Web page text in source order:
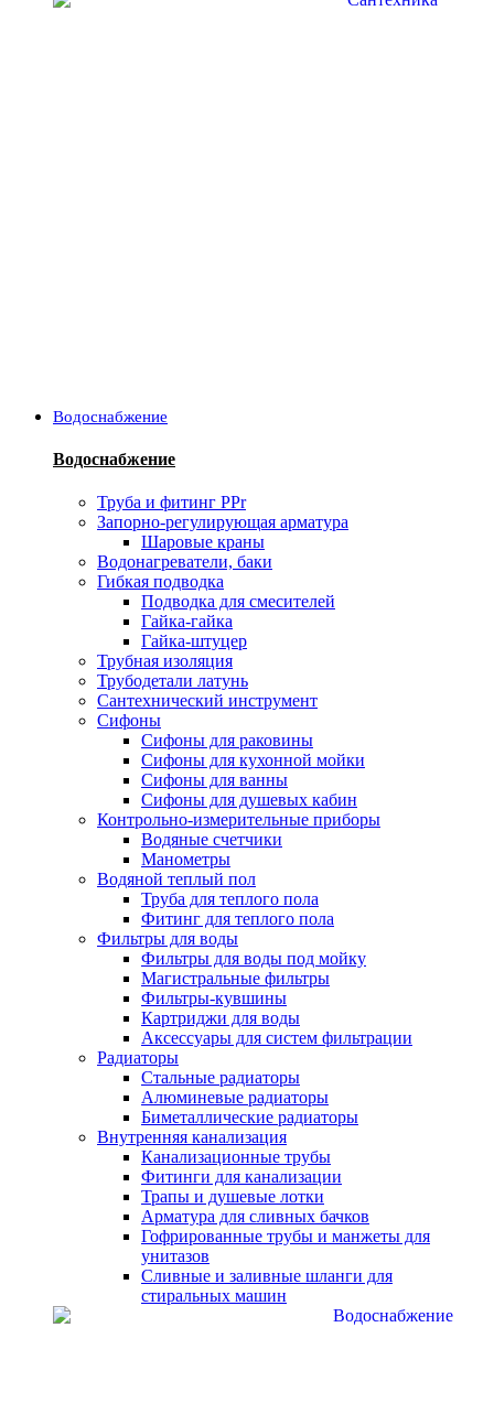
Водоснабжение
Водоснабжение
Труба и фитинг PPr
Запорно-регулирующая арматура
Шаровые краны
Водонагреватели, баки
Гибкая подводка
Подводка для смесителей
Гайка-гайка
Гайка-штуцер
Трубная изоляция
Трубодетали латунь
Сантехнический инструмент
Сифоны
Сифоны для раковины
Сифоны для кухонной мойки
Сифоны для ванны
Сифоны для душевых кабин
Контрольно-измерительные приборы
Водяные счетчики
Манометры
Водяной теплый пол
Труба для теплого пола
Фитинг для теплого пола
Фильтры для воды
Фильтры для воды под мойку
Магистральные фильтры
Фильтры-кувшины
Картриджи для воды
Аксессуары для систем фильтрации
Радиаторы
Стальные радиаторы
Алюминевые радиаторы
Биметаллические радиаторы
Внутренняя канализация
Канализационные трубы
Фитинги для канализации
Трапы и душевые лотки
Арматура для сливных бачков
Гофрированные трубы и манжеты для
унитазов
Сливные и заливные шланги для
стиральных машин